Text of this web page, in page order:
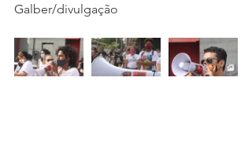
Galber/divulgação